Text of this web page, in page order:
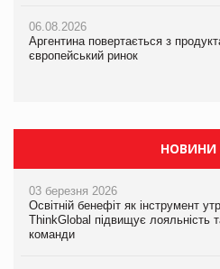
06.08.2026
Аргентина повертається з
європейський ринок
Смачне поповнення дитячого
новинки від ТМ ТОКЕРИ
06.08.2026
Аргентина повертається з
європейський ринок
НОВИНИ
03 березня 2026
Освітній бенефіт як інструмент
ThinkGlobal підвищує лояльність
команди